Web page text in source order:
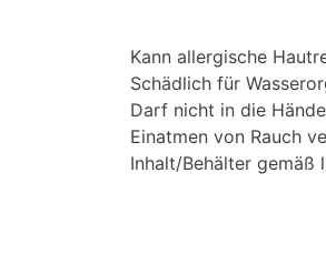
Kann allergische
Schädlich für
Darf nicht in die
Einatmen von Rauch
Inhalt/Behälter gemäß